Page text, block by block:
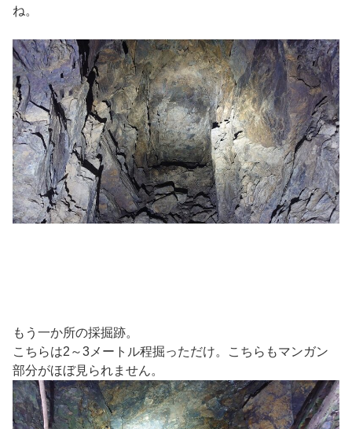
ね。
もう一か所の採掘跡。
こちらは2～3メートル程掘っただけ。こちらもマンガン
部分がほぼ見られません。